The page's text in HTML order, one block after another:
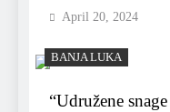
April 20, 2024
BANJA LUKA
“Udružene